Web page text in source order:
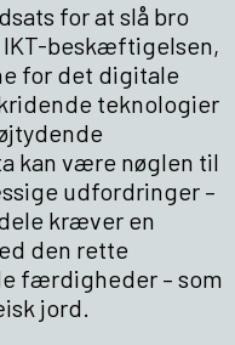
for at slå bro
IKT-beskæftigelsen,
for det digitale
teknologier
kan være nøglen til
udfordringer –
kræver en
den rette
færdigheder – som
jord.